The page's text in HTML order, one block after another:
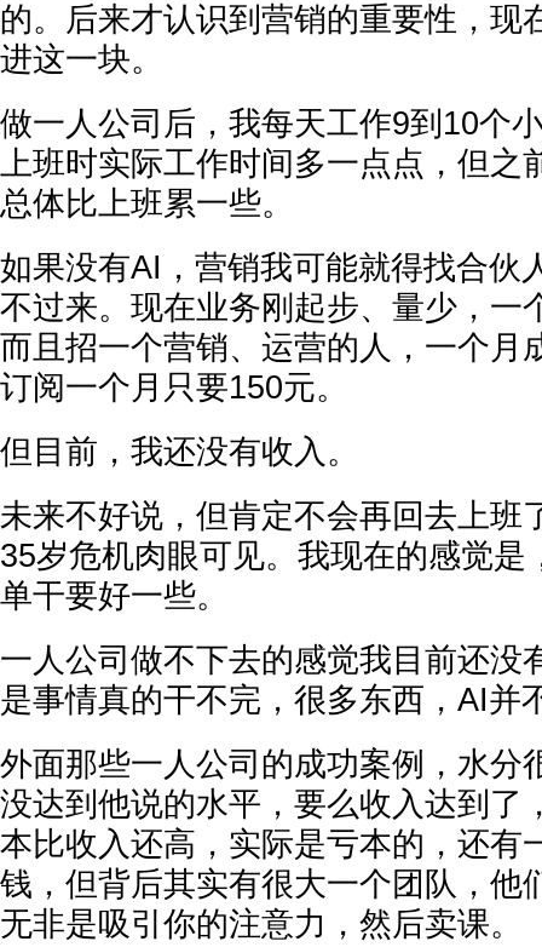
的。后来才认识到营销的重要性，现
进这一块。
做一人公司后，我每天工作9到10个
上班时实际工作时间多一点点，但之
总体比上班累一些。
如果没有AI，营销我可能就得找合伙
不过来。现在业务刚起步、量少，一
而且招一个营销、运营的人，一个月
订阅一个月只要150元。
但目前，我还没有收入。
未来不好说，但肯定不会再回去上班
35岁危机肉眼可见。我现在的感觉是
单干要好一些。
一人公司做不下去的感觉我目前还没
是事情真的干不完，很多东西，AI并
外面那些一人公司的成功案例，水分
没达到他说的水平，要么收入达到了
本比收入还高，实际是亏本的，还有
钱，但背后其实有很大一个团队，他
无非是吸引你的注意力，然后卖课。